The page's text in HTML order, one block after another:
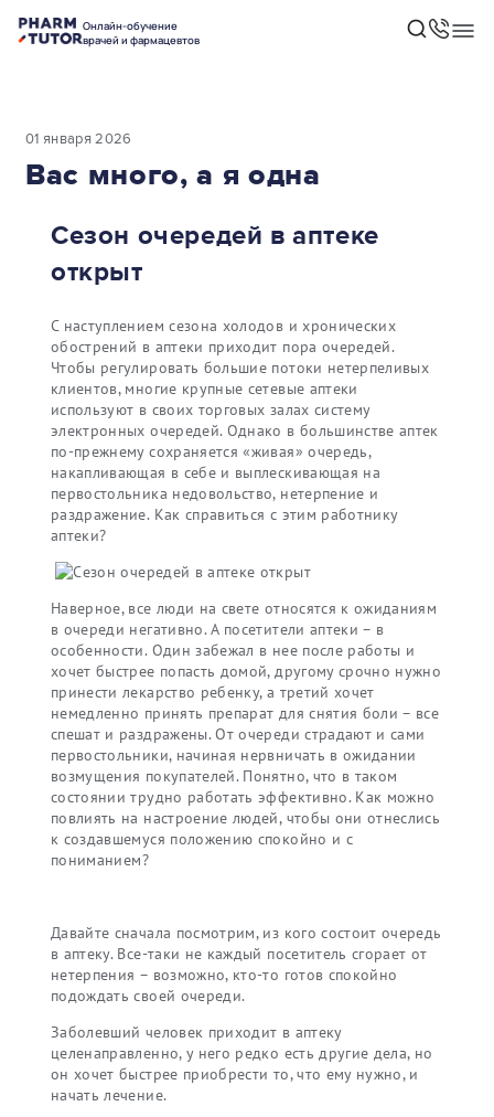
Онлайн-обучение
врачей и фармацевтов
01 января 2026
Вас много, а я одна
Сезон очередей в аптеке
открыт
С наступлением сезона холодов и хронических
обострений в аптеки приходит пора очередей.
Чтобы регулировать большие потоки нетерпеливых
клиентов, многие крупные сетевые аптеки
используют в своих торговых залах систему
электронных очередей. Однако в большинстве аптек
по-прежнему сохраняется «живая» очередь,
накапливающая в себе и выплескивающая на
первостольника недовольство, нетерпение и
раздражение. Как справиться с этим работнику
аптеки?
Наверное, все люди на свете относятся к ожиданиям
в очереди негативно. А посетители аптеки – в
особенности. Один забежал в нее после работы и
хочет быстрее попасть домой, другому срочно нужно
принести лекарство ребенку, а третий хочет
немедленно принять препарат для снятия боли – все
спешат и раздражены. От очереди страдают и сами
первостольники, начиная нервничать в ожидании
возмущения покупателей. Понятно, что в таком
состоянии трудно работать эффективно. Как можно
повлиять на настроение людей, чтобы они отнеслись
к создавшемуся положению спокойно и с
пониманием?
Давайте сначала посмотрим, из кого состоит очередь
в аптеку. Все-таки не каждый посетитель сгорает от
нетерпения – возможно, кто-то готов спокойно
подождать своей очереди.
Заболевший человек приходит в аптеку
целенаправленно, у него редко есть другие дела, но
он хочет быстрее приобрести то, что ему нужно, и
начать лечение.